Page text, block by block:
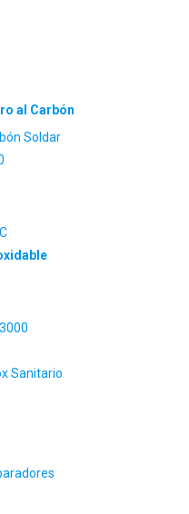
al Carbón
Soldar
Sanitario